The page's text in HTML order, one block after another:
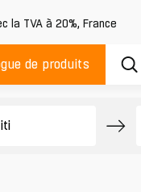
la TVA à 20%, France
de produits